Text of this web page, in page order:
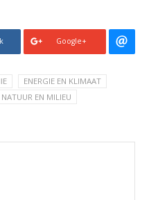
Google+
ENERGIE EN KLIMAAT
NATUUR EN MILIEU